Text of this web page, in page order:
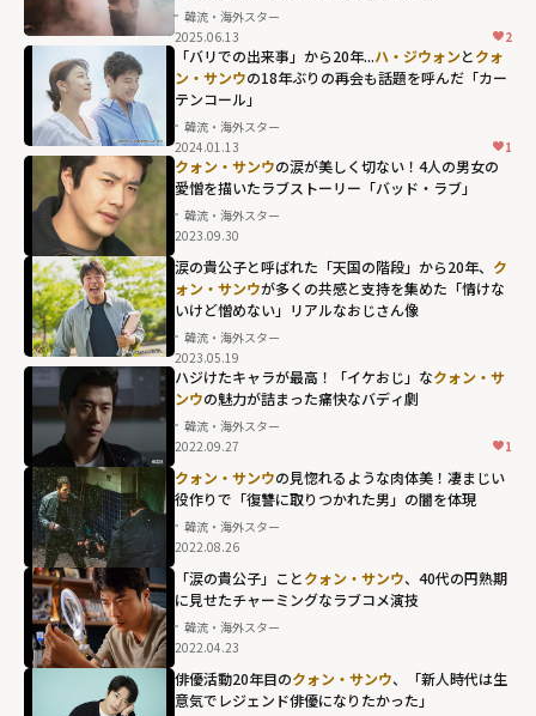
韓流・海外スター
2025.06.13
2
「バリでの出来事」から20年...ハ・ジウォンとクォ
ン・サンウの18年ぶりの再会も話題を呼んだ「カー
テンコール」
韓流・海外スター
2024.01.13
1
クォン・サンウの涙が美しく切ない！4人の男女の
愛憎を描いたラブストーリー「バッド・ラブ」
韓流・海外スター
2023.09.30
涙の貴公子と呼ばれた「天国の階段」から20年、 ク
ォン・サンウが多くの共感と支持を集めた「情けな
いけど憎めない」リアルなおじさん像
韓流・海外スター
2023.05.19
ハジけたキャラが最高！「イケおじ」なクォン・サ
ンウの魅力が詰まった痛快なバディ劇
韓流・海外スター
2022.09.27
1
クォン・サンウの見惚れるような肉体美！凄まじい
役作りで「復讐に取りつかれた男」の闇を体現
韓流・海外スター
2022.08.26
「涙の貴公子」ことクォン・サンウ、40代の円熟期
に見せたチャーミングなラブコメ演技
韓流・海外スター
2022.04.23
俳優活動20年目のクォン・サンウ、「新人時代は生
意気でレジェンド俳優になりたかった」